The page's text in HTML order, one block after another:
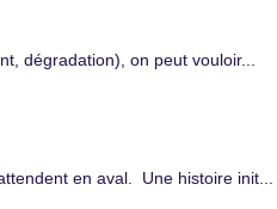
dégradation), on peut vouloir...
en aval. Une histoire init...